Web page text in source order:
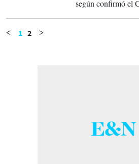
según confirmó el
y beneficios para
< 1 2 >